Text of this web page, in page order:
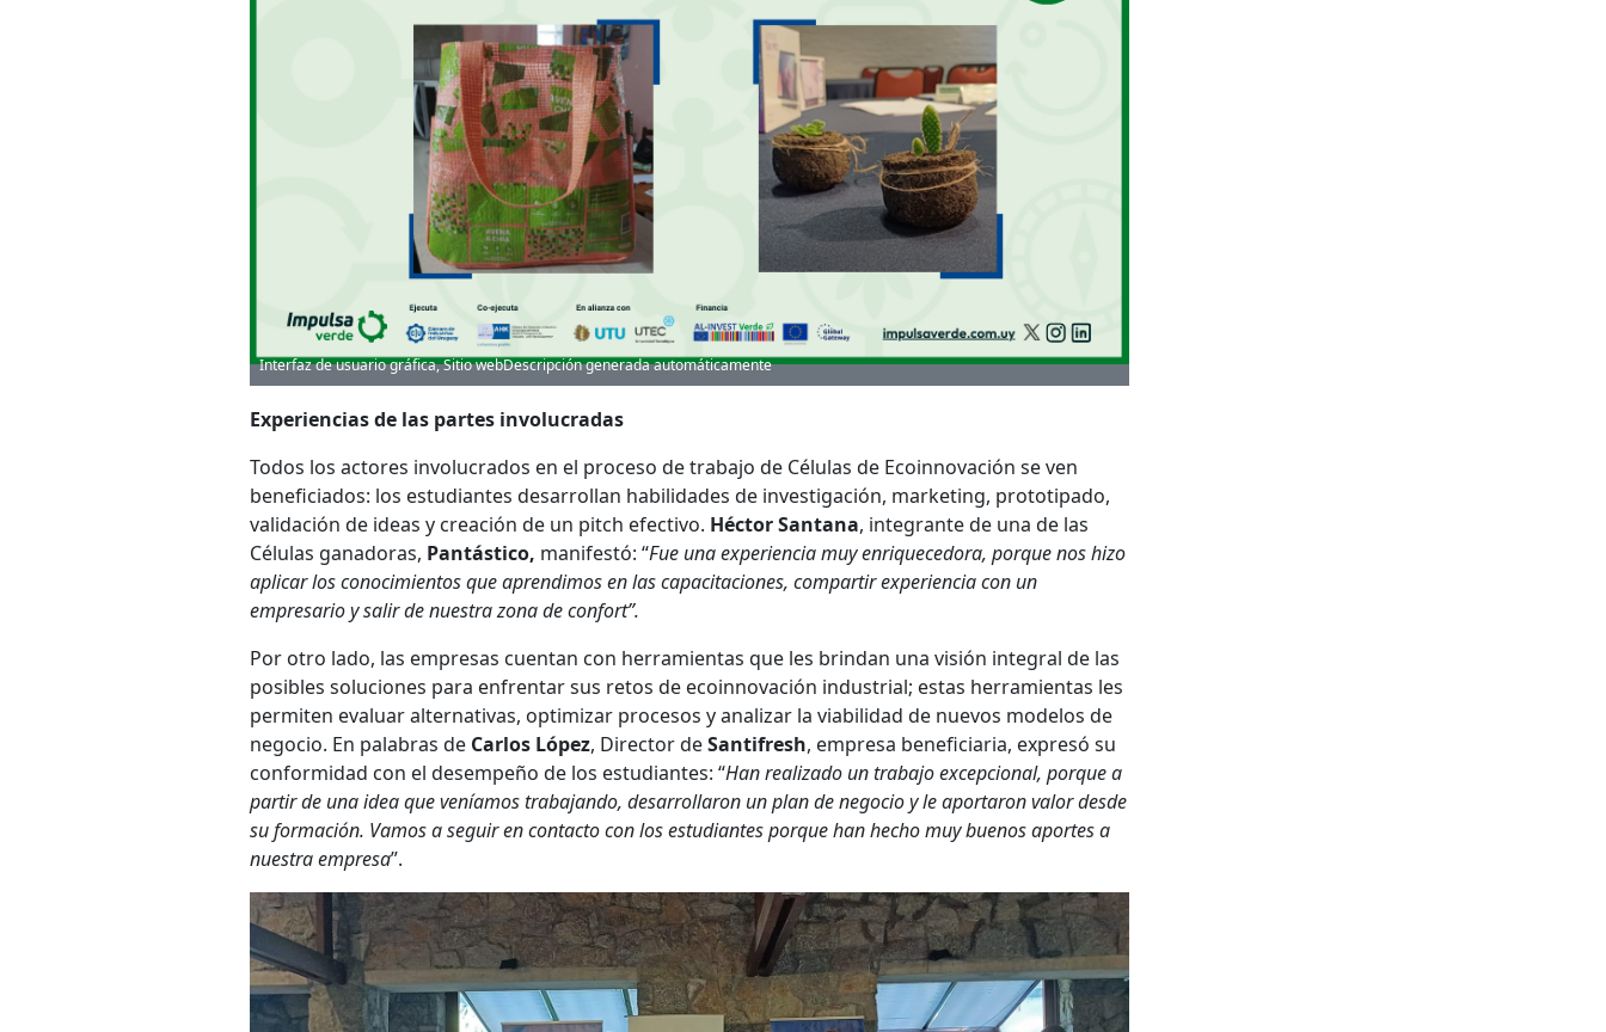
Interfaz de usuario gráfica, Sitio webDescripción generada automáticamente
Experiencias de las partes involucradas
Todos los actores involucrados en el proceso de trabajo de Células de Ecoinnovación se ven
beneficiados: los estudiantes desarrollan habilidades de investigación, marketing, prototipado,
validación de ideas y creación de un pitch efectivo. Héctor Santana, integrante de una de las
Células ganadoras, Pantástico, manifestó: “Fue una experiencia muy enriquecedora, porque nos hizo
aplicar los conocimientos que aprendimos en las capacitaciones, compartir experiencia con un
empresario y salir de nuestra zona de confort”.
Por otro lado, las empresas cuentan con herramientas que les brindan una visión integral de las
posibles soluciones para enfrentar sus retos de ecoinnovación industrial; estas herramientas les
permiten evaluar alternativas, optimizar procesos y analizar la viabilidad de nuevos modelos de
negocio. En palabras de Carlos López, Director deSantifresh, empresa beneficiaria, expresó su
conformidad con el desempeño de los estudiantes: “Han realizado un trabajo excepcional, porque a
partir de una idea que veníamos trabajando, desarrollaron un plan de negocio y le aportaron valor desde
su formación. Vamos a seguir en contacto con los estudiantes porque han hecho muy buenos aportes a
nuestra empresa”.